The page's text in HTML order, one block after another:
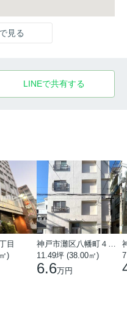
見る
LINEで共有する
目
)
11.49坪 (38.00㎡)
6.6万円